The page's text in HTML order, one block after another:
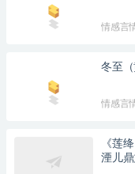
情感言
冬至（
情感言
《莲
湮儿鼎